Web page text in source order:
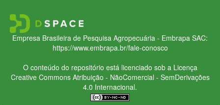
Empresa Brasileira de Pesquisa Agropecuária - Embrapa SAC:
https://www.embrapa.br/fale-conosco
O conteúdo do repositório está licenciado sob a Licença
Creative CommonsAtribuição - NãoComercial - SemDerivações
4.0 Internacional.